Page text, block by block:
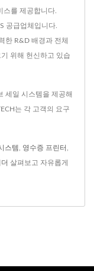
스를 제공합니다.
공급업체입니다.
한 R&D 배경과 전체
위해 헌신하고 있습
세일 시스템을 제공해
는 각 고객의 요구
스템 영수증 프린터
살펴보고 자유롭게